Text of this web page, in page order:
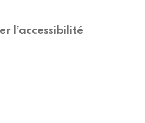
l’accessibilité